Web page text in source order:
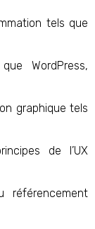
tels que
WordPress,
graphique tels
de l’UX
référencement